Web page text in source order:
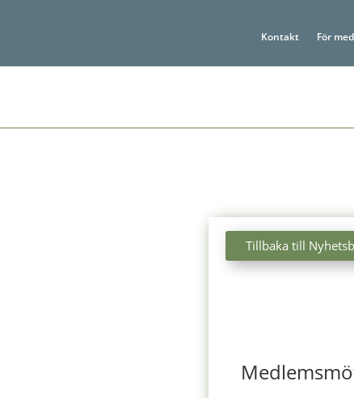
Kontakt För
Tillbaka till